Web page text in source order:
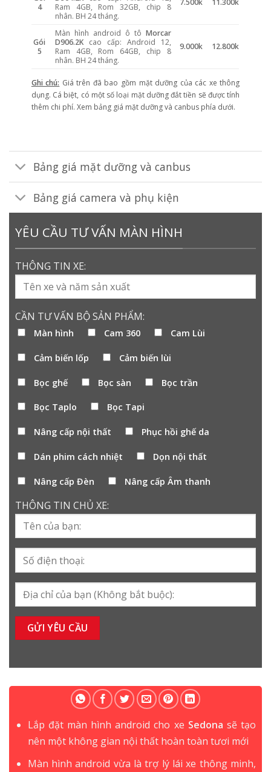
4
Ram 4GB, Rom 32GB, chip 8
nhân. BH 24 tháng.
Gói
5
Màn hình android ô tô Morcar
D906.2Kcao cấp: Android 12,
Ram 4GB, Rom 64GB, chip 8
nhân. BH 24 tháng.
9.000k 12.800k
Ghi chú: Giá trên đã bao gồm mặt dưỡng của các xe thông
dụng. Cá biệt, có một số loại mặt dưỡng đắt tiền sẽ được tính
thêm chi phí. Xem bảng giá mặt dưỡng và canbus phía dưới.
Bảng giá mặt dưỡng và canbus
Bảng giá camera và phụ kiện
YÊU CẦU TƯ VẤN MÀN HÌNH
THÔNG TIN XE:
CẦN TƯ VẤN BỘ SẢN PHẨM:
Màn hình Cam 360 Cam Lùi
Cảm biến lốp Cảm biến lùi
Bọc ghế Bọc sàn Bọc trần
Bọc Taplo Bọc Tapi
Nâng cấp nội thất Phục hồi ghế da
Dán phim cách nhiệt Dọn nội thất
Nâng cấp Đèn Nâng cấp Âm thanh
THÔNG TIN CHỦ XE:
Lắp đặt màn hình android cho xe Sedona sẽ tạo
nên một không gian nội thất hoàn toàn tươi mới
Màn hình android vừa là trợ lý lái xe thông minh,